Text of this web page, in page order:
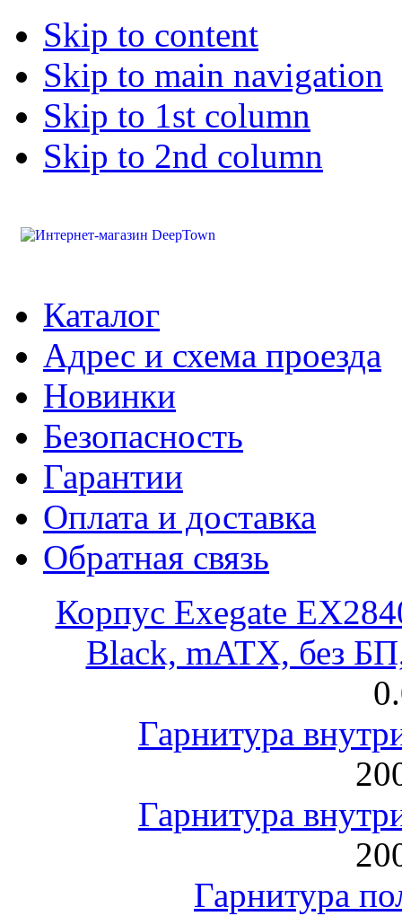
Skip to content
Skip to main navigation
Skip to 1st column
Skip to 2nd column
Каталог
Адрес и схема проезда
Новинки
Безопасность
Гарантии
Оплата и доставка
Обратная связь
Корпус Exegate
Black, mATX, без
Гарнитура
Гарнитура
Гарнитура